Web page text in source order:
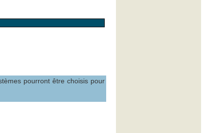
pourront être choisis pour